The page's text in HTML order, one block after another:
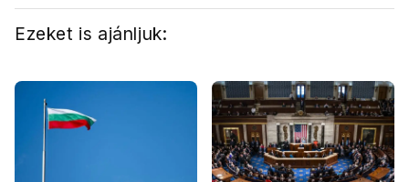
Ezeket is ajánljuk: